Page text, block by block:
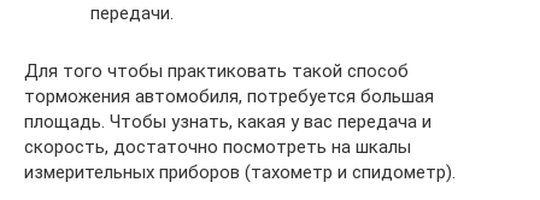
передачи.
Для того чтобы практиковать такой способ
торможения автомобиля, потребуется большая
площадь. Чтобы узнать, какая у вас передача и
скорость, достаточно посмотреть на шкалы
измерительных приборов (тахометр и спидометр).